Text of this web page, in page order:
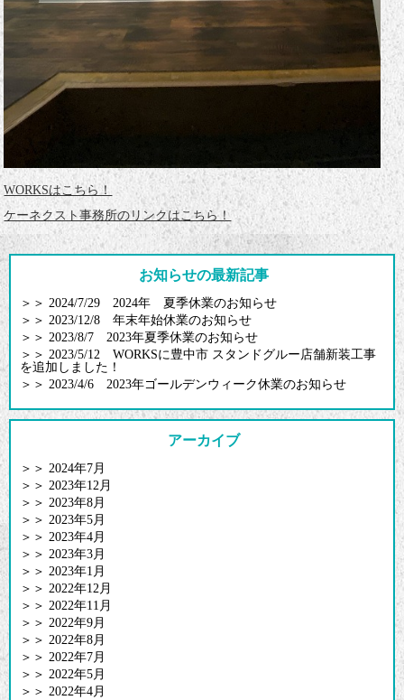
WORKSはこちら！
ケーネクスト事務所のリンクはこちら！
お知らせの最新記事
＞＞2024/7/29 2024年 夏季休業のお知らせ
＞＞2023/12/8 年末年始休業のお知らせ
＞＞2023/8/7 2023年夏季休業のお知らせ
＞＞2023/5/12 WORKSに豊中市 スタンドグルー店舗新装工事
を追加しました！
＞＞2023/4/6 2023年ゴールデンウィーク休業のお知らせ
アーカイブ
＞＞2024年7月
＞＞2023年12月
＞＞2023年8月
＞＞2023年5月
＞＞2023年4月
＞＞2023年3月
＞＞2023年1月
＞＞2022年12月
＞＞2022年11月
＞＞2022年9月
＞＞2022年8月
＞＞2022年7月
＞＞2022年5月
＞＞2022年4月